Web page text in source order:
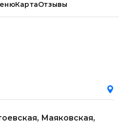
КартаОтзывы
Маяковская,